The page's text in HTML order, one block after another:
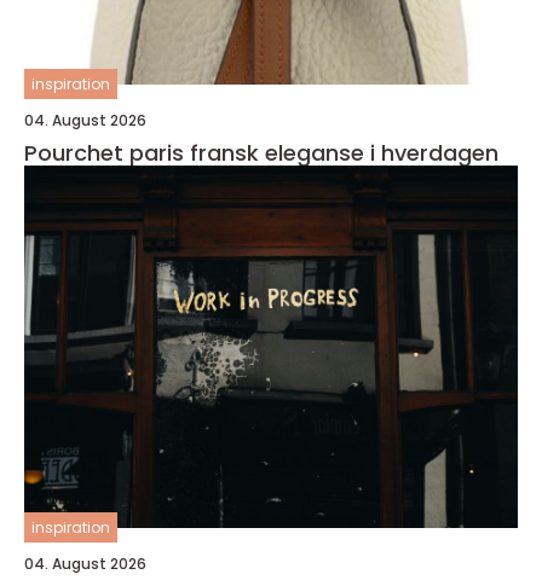
inspiration
04. August 2026
Pourchet paris fransk eleganse i hverdagen
inspiration
04. August 2026